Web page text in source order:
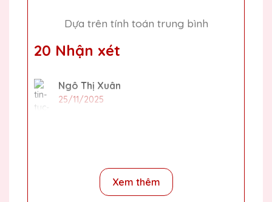
Dựa trên tính toán trung bình
20 Nhận xét
Ngô Thị Xuân
25/11/2025
Xem thêm